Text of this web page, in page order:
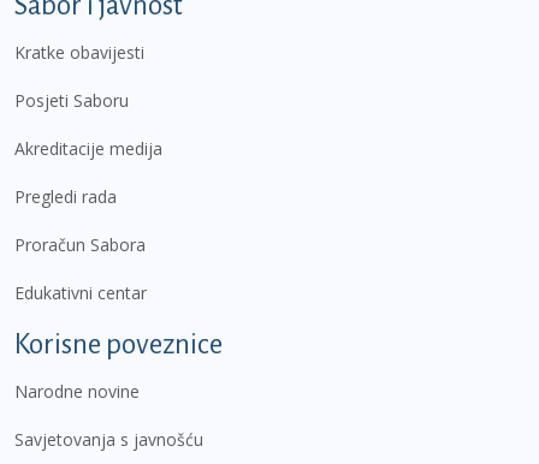
Kratke obavijesti
Posjeti Saboru
Akreditacije medija
Pregledi rada
Proračun Sabora
Edukativni centar
Korisne poveznice
Narodne novine
Savjetovanja s javnošću